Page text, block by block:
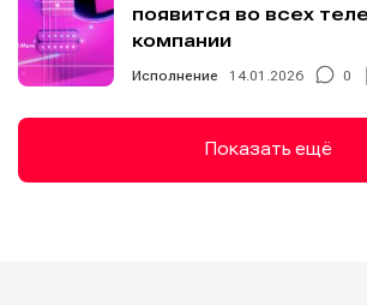
появится во всех
компании
Исполнение 14.01.2026 0
Показать ещё